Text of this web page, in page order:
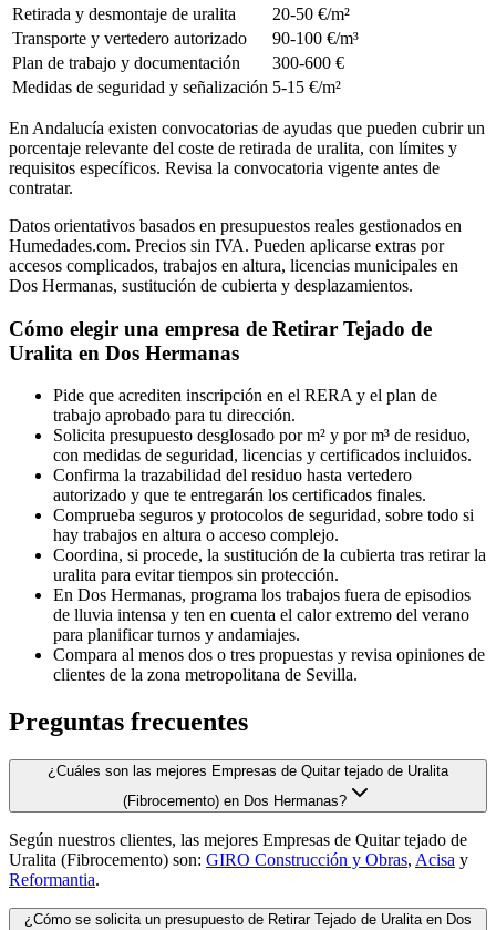
Retirada y desmontaje de uralita
20-50 €/m²
Transporte y vertedero autorizado
90-100 €/m³
Plan de trabajo y documentación
300-600 €
Medidas de seguridad y señalización 5-15 €/m²
En Andalucía existen convocatorias de ayudas que pueden cubrir un
porcentaje relevante del coste de retirada de uralita, con límites y
requisitos específicos. Revisa la convocatoria vigente antes de
contratar.
Datos orientativos basados en presupuestos reales gestionados en
Humedades.com. Precios sin IVA. Pueden aplicarse extras por
accesos complicados, trabajos en altura, licencias municipales en
Dos Hermanas, sustitución de cubierta y desplazamientos.
Cómo elegir una empresa de Retirar Tejado de
Uralita en Dos Hermanas
Pide que acrediten inscripción en el RERA y el plan de
trabajo aprobado para tu dirección.
Solicita presupuesto desglosado por m² y por m³ de residuo,
con medidas de seguridad, licencias y certificados incluidos.
Confirma la trazabilidad del residuo hasta vertedero
autorizado y que te entregarán los certificados finales.
Comprueba seguros y protocolos de seguridad, sobre todo si
hay trabajos en altura o acceso complejo.
Coordina, si procede, la sustitución de la cubierta tras retirar la
uralita para evitar tiempos sin protección.
En Dos Hermanas, programa los trabajos fuera de episodios
de lluvia intensa y ten en cuenta el calor extremo del verano
para planificar turnos y andamiajes.
Compara al menos dos o tres propuestas y revisa opiniones de
clientes de la zona metropolitana de Sevilla.
Preguntas frecuentes
¿Cuáles son las mejores Empresas de Quitar tejado de Uralita
(Fibrocemento) en Dos Hermanas?
Según nuestros clientes, las mejores Empresas de Quitar tejado de
Uralita (Fibrocemento) son: GIRO Construcción y Obras, Acisa y
Reformantia.
¿Cómo se solicita un presupuesto de Retirar Tejado de Uralita en Dos